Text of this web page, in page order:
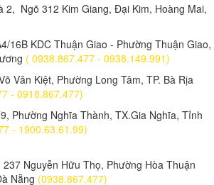
2, Ngõ 312 Kim Giang, Đại Kim, Hoàng Mai,
16B KDC Thuận Giao - Phường Thuận Giao,
( 0938.867.477 - 0938.149.991)
Văn Kiệt, Phường Long Tâm, TP. Bà Rịa
- 0918.867.477)
Phường Nghĩa Thành, TX.Gia Nghĩa, Tỉnh
- 1900.63.61.99)
237 Nguyễn Hữu Thọ, Phường Hòa Thuận
Nẵng (0938.867.477)